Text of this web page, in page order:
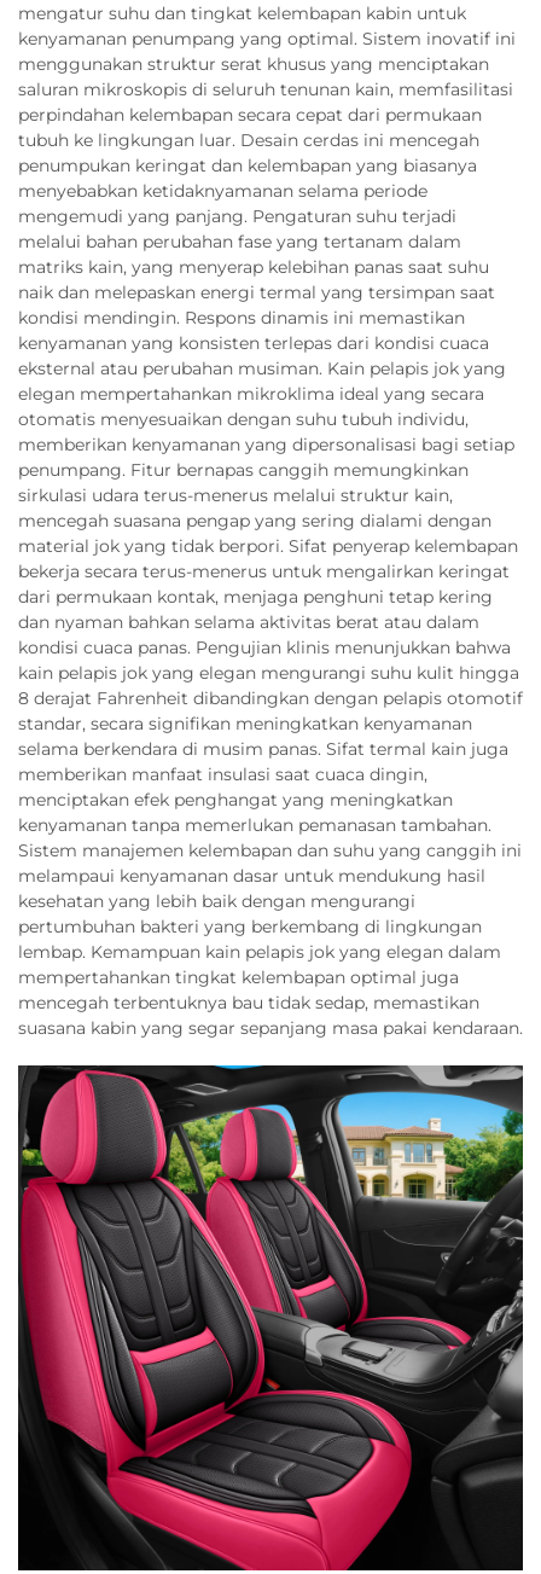
mengatur suhu dan tingkat kelembapan kabin untuk
kenyamanan penumpang yang optimal. Sistem inovatif ini
menggunakan struktur serat khusus yang menciptakan
saluran mikroskopis di seluruh tenunan kain, memfasilitasi
perpindahan kelembapan secara cepat dari permukaan
tubuh ke lingkungan luar. Desain cerdas ini mencegah
penumpukan keringat dan kelembapan yang biasanya
menyebabkan ketidaknyamanan selama periode
mengemudi yang panjang. Pengaturan suhu terjadi
melalui bahan perubahan fase yang tertanam dalam
matriks kain, yang menyerap kelebihan panas saat suhu
naik dan melepaskan energi termal yang tersimpan saat
kondisi mendingin. Respons dinamis ini memastikan
kenyamanan yang konsisten terlepas dari kondisi cuaca
eksternal atau perubahan musiman. Kain pelapis jok yang
elegan mempertahankan mikroklima ideal yang secara
otomatis menyesuaikan dengan suhu tubuh individu,
memberikan kenyamanan yang dipersonalisasi bagi setiap
penumpang. Fitur bernapas canggih memungkinkan
sirkulasi udara terus-menerus melalui struktur kain,
mencegah suasana pengap yang sering dialami dengan
material jok yang tidak berpori. Sifat penyerap kelembapan
bekerja secara terus-menerus untuk mengalirkan keringat
dari permukaan kontak, menjaga penghuni tetap kering
dan nyaman bahkan selama aktivitas berat atau dalam
kondisi cuaca panas. Pengujian klinis menunjukkan bahwa
kain pelapis jok yang elegan mengurangi suhu kulit hingga
8 derajat Fahrenheit dibandingkan dengan pelapis otomotif
standar, secara signifikan meningkatkan kenyamanan
selama berkendara di musim panas. Sifat termal kain juga
memberikan manfaat insulasi saat cuaca dingin,
menciptakan efek penghangat yang meningkatkan
kenyamanan tanpa memerlukan pemanasan tambahan.
Sistem manajemen kelembapan dan suhu yang canggih ini
melampaui kenyamanan dasar untuk mendukung hasil
kesehatan yang lebih baik dengan mengurangi
pertumbuhan bakteri yang berkembang di lingkungan
lembap. Kemampuan kain pelapis jok yang elegan dalam
mempertahankan tingkat kelembapan optimal juga
mencegah terbentuknya bau tidak sedap, memastikan
suasana kabin yang segar sepanjang masa pakai kendaraan.